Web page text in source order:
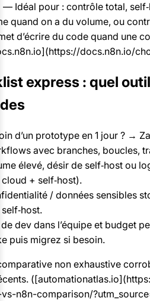
— Idéal pour : contrôle total,
quand on a du volume, ou
d’écrire du code quand une
docs.n8n.io/
express : quel
d’un prototype en 1 jour ? →
avec branches, boucles,
élevé, désir de self‑host ou
+ self‑host).
/ données sensibles
dev dans l’équipe et budget
puis migrez si besoin.
non exhaustive
n8n-comparison/